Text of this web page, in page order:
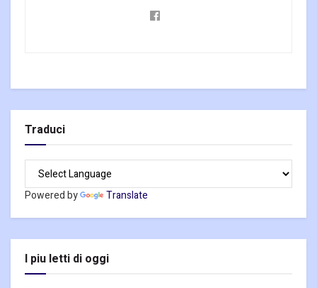
Traduci
Powered by Translate
I piu letti di oggi